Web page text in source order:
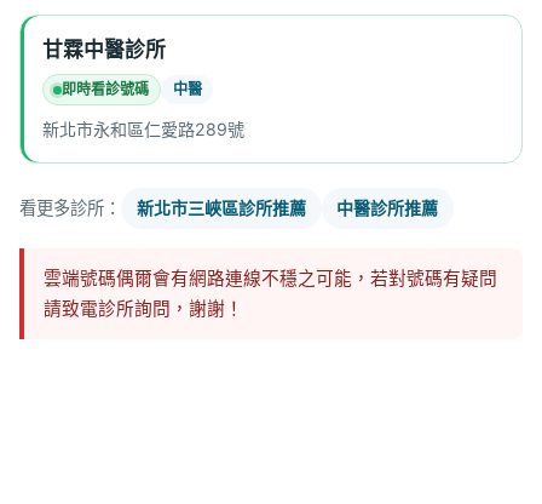
甘霖中醫診所
即時看診號碼 中醫
新北市永和區仁愛路289號
看更多診所： 新北市三峽區診所推薦 中醫診所推薦
雲端號碼偶爾會有網路連線不穩之可能，若對號碼有疑問
請致電診所詢問，謝謝！